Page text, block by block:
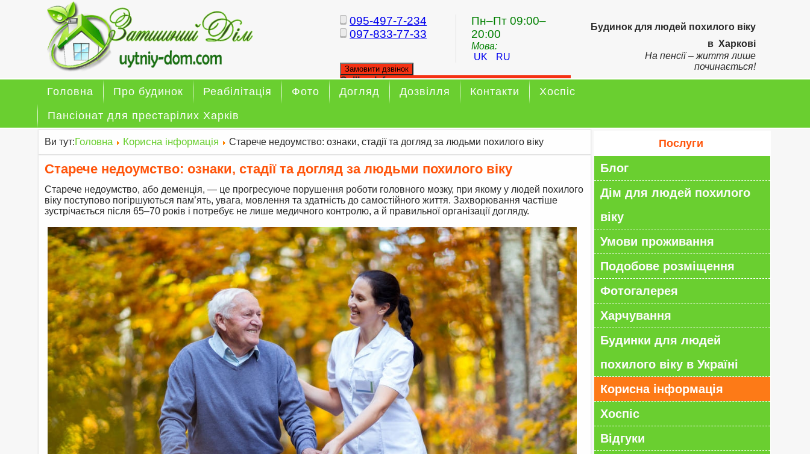
Будинок для людей похилого віку
в Харкові
На пенсії – життя лише
починається!
095-497-7-234
097-833-77-33
Пн–Пт 09:00–
20:00
Мова:
UK
RU
Замовити дзвінок
Callback form
Your callback has been sent sucessfully
Головна Про будинок Реабілітація Фото Догляд Дозвілля Контакти
Хоспіс
Пансіонат для престарілих Харків
Ви тут:Головна Корисна інформація Старече недоумство: ознаки, стадії та догляд за людьми похилого віку
Старече недоумство: ознаки, стадії та догляд за людьми похилого віку
Старече недоумство, або деменція, — це прогресуюче порушення роботи головного мозку, при якому у людей похилого
віку поступово погіршуються пам’ять, увага, мовлення та здатність до самостійного життя. Захворювання частіше
зустрічається після 65–70 років і потребує не лише медичного контролю, а й правильної організації догляду.
Послуги
Блог
Дім для людей похилого
віку
Умови проживання
Подобове розміщення
Фотогалерея
Харчування
Будинки для людей
похилого віку в Україні
Корисна інформація
Хоспіс
Відгуки